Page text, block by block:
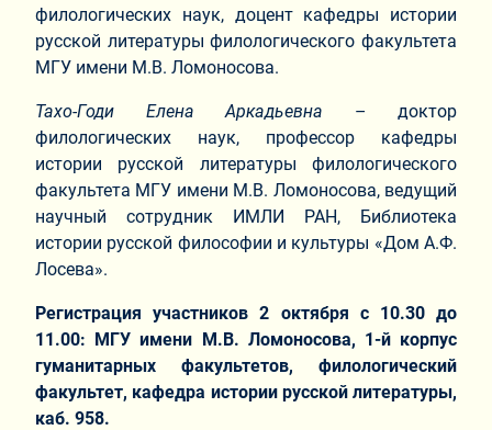
филологических наук, доцент кафедры истории
русской литературы филологического факультета
МГУ имени М.В. Ломоносова.
Тахо-Годи Елена Аркадьевна – доктор
филологических наук, профессор кафедры
истории русской литературы филологического
факультета МГУ имени М.В. Ломоносова, ведущий
научный сотрудник ИМЛИ РАН, Библиотека
истории русской философии и культуры «Дом А.Ф.
Лосева».
Регистрация участников 2 октября с 10.30 до
11.00: МГУ имени М.В. Ломоносова, 1-й корпус
гуманитарных факультетов, филологический
факультет, кафедра истории русской литературы,
каб. 958.